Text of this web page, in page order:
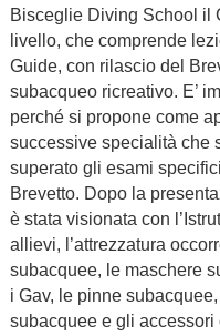
Bisceglie Diving School il
livello, che comprende
Guide, con rilascio del
subacqueo ricreativo. E’
perché si propone come
successive specialità che
superato gli esami
Brevetto. Dopo la
è stata visionata con
allievi, l’attrezzatura
subacquee, le maschere
i Gav, le pinne
subacquee e gli